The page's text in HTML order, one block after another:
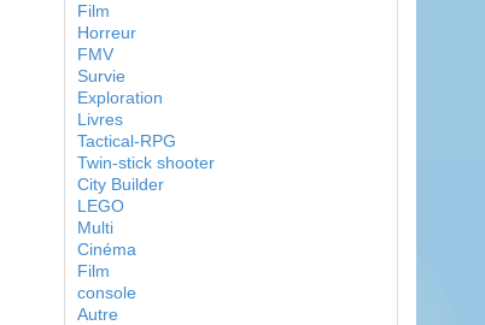
Film
Horreur
FMV
Survie
Exploration
Livres
Tactical-RPG
Twin-stick shooter
City Builder
LEGO
Multi
Cinéma
Film
console
Autre